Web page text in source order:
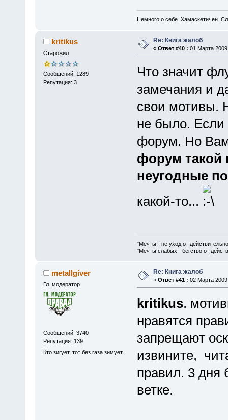
Немного о себе. Хамаскетичен.
kritikus
Старожил
Сообщений: 1289
Репутация: 3
Re: Книга жалоб
« Ответ #40 : 01 Марта
Что значит
замечания и
свои мотивы.
не было. Если
форум. Но Вам
форум такой
неугодные
какой-то...
"Мечты - не уход от
"Мечты слабых - бегство от
metallgiver
Гл. модератор
Сообщений: 3740
Репутация: 139
Кто зигует, тот без газа зимует.
Re: Книга жалоб
« Ответ #41 : 02 Марта
kritikus.
нравятся
запрещают
извините,
правил. 3 дня
ветке.